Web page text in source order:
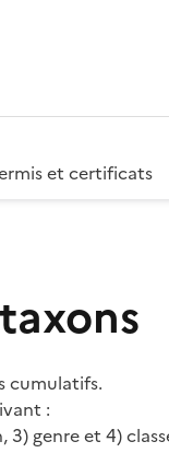
et certificats
cumulatifs.
:
genre et 4)